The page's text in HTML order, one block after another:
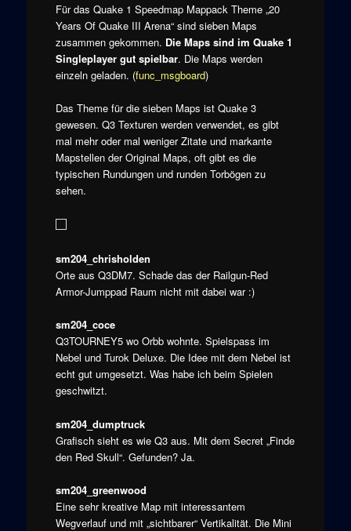
Für das Quake 1 Speedmap Mappack Theme „20
Years Of Quake III Arena“ sind sieben Maps
zusammen gekommen. Die Maps sind im Quake 1
Singleplayer gut spielbar. Die Maps werden
einzeln geladen. (func_msgboard)
Das Theme für die sieben Maps ist Quake 3
gewesen. Q3 Texturen werden verwendet, es gibt
mal mehr oder mal weniger Zitate und markante
Mapstellen der Original Maps, oft gibt es die
typischen Rundungen und runden Torbögen zu
sehen.
sm204_chrisholden
Orte aus Q3DM7. Schade das der Railgun-Red
Armor-Jumppad Raum nicht mit dabei war :)
sm204_coce
Q3TOURNEY5 wo Orbb wohnte. Spielspass im
Nebel und Turok Deluxe. Die Idee mit dem Nebel ist
echt gut umgesetzt. Was habe ich beim Spielen
geschwitzt.
sm204_dumptruck
Grafisch sieht es wie Q3 aus. Mit dem Secret „Finde
den Red Skull“. Gefunden? Ja.
sm204_greenwood
Eine sehr kreative Map mit interessantem
Wegverlauf und mit „sichtbarer“ Vertikalität. Die Mini